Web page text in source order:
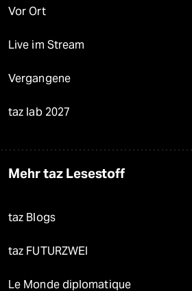
Vor Ort
Live im Stream
Vergangene
taz lab 2027
Mehr taz Lesestoff
taz Blogs
taz FUTURZWEI
Le Monde diplomatique